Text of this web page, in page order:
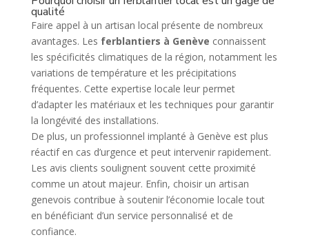
qualité
Faire appel à un artisan local présente de nombreux
avantages. Les ferblantiers à Genève connaissent
les spécificités climatiques de la région, notamment les
variations de température et les précipitations
fréquentes. Cette expertise locale leur permet
d’adapter les matériaux et les techniques pour garantir
la longévité des installations.
De plus, un professionnel implanté à Genève est plus
réactif en cas d’urgence et peut intervenir rapidement.
Les avis clients soulignent souvent cette proximité
comme un atout majeur. Enfin, choisir un artisan
genevois contribue à soutenir l’économie locale tout
en bénéficiant d’un service personnalisé et de
confiance.